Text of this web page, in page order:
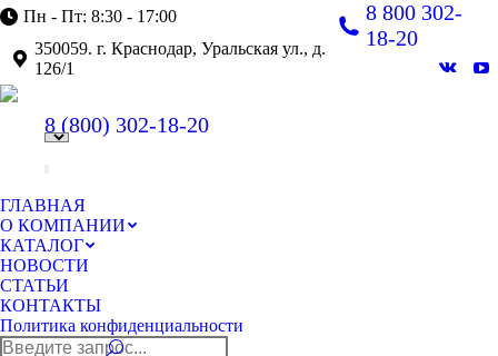
Пн - Пт: 8:30 - 17:00
350059. г. Краснодар, Уральская ул., д.
126/1
8 800 302-
18-20
8 (800) 302-18-20
ГЛАВНАЯ
О КОМПАНИИ
КАТАЛОГ
НОВОСТИ
СТАТЬИ
КОНТАКТЫ
Политика конфиденциальности
Поиск: